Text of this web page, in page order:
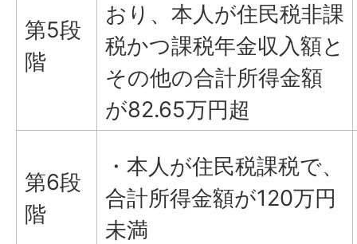
第5段
階
おり、本人が住民税非課
税かつ課税年金収入額と
その他の合計所得金額
が82.65万円超
第6段
階
・本人が住民税課税で、
合計所得金額が120万円
未満